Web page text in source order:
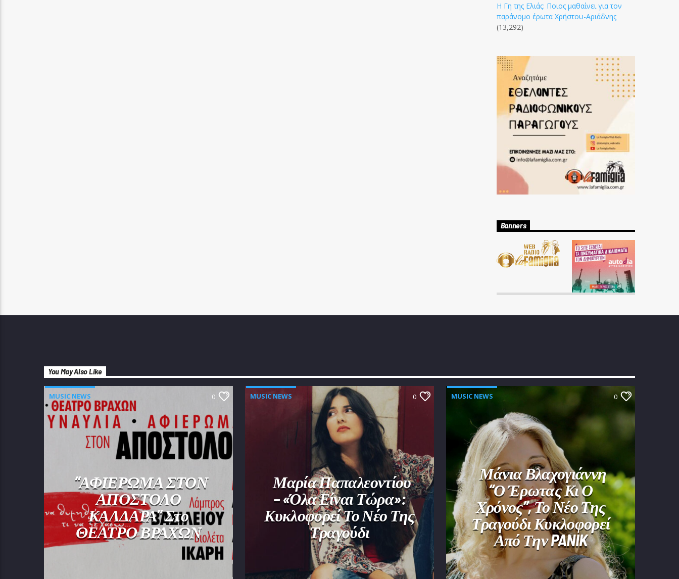
Η Γη της Ελιάς: Ποιος μαθαίνει για τον
παράνομο έρωτα Χρήστου-Αριάδνης
(13,292)
Banners
You May Also Like
MUSIC NEWS 0
“ΑΦΙΕΡΩΜΑ ΣΤΟΝ
ΑΠΟΣΤΟΛΟ
ΚΑΛΔΑΡΑ” Στο
ΘΕΑΤΡΟ ΒΡΑΧΩΝ
MUSIC NEWS 0
Μαρία Παπαλεοντίου
– «Όλα Είναι Τώρα»:
Κυκλοφορεί Το Νέο Της
Τραγούδι
MUSIC NEWS 0
Μάνια Βλαχογιάννη
“Ο Έρωτας Κι Ο
Χρόνος”, Το Νέο Της
Τραγούδι Κυκλοφορεί
Από Την PANIK